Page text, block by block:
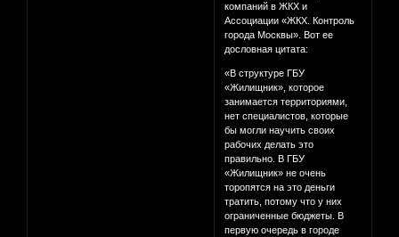
компаний в ЖКХ и
Ассоциации «ЖКХ. Контроль
города Москвы». Вот ее
дословная цитата:
«В структуре ГБУ
«Жилищник», которое
занимается территориями,
нет специалистов, которые
бы могли научить своих
рабочих делать это
правильно. В ГБУ
«Жилищник» не очень
торопятся на это деньги
тратить, потому что у них
ограниченные бюджеты. В
первую очередь в городе